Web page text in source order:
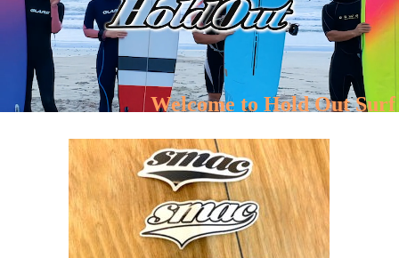
Welcome to Hold Out Surf